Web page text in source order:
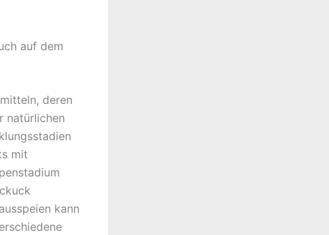
auf dem
deren
natürlichen
mit
kann